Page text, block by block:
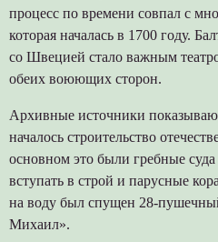
процесс по времени совпал с
которая началась в 1700 году.
со Швецией стало важным
обеих воюющих сторон.
Архивные источники
началось строительство
основном это были гребные
вступать в строй и парусные
на воду был спущен 28-
Михаил».